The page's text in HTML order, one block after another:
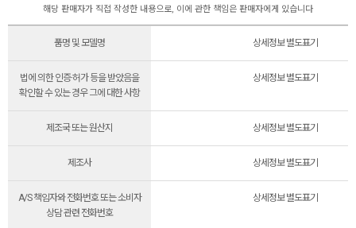
해당 판매자가 직접 작성한 내용으로, 이에 관한 책임은 판매자에게 있습니다
품명 및 모델명 상세정보 별도표기
법에 의한 인증·허가 등을 받았음을
확인할 수 있는 경우 그에 대한 사항
상세정보 별도표기
제조국 또는 원산지 상세정보 별도표기
제조사 상세정보 별도표기
A/S 책임자와 전화번호 또는 소비자
상담 관련 전화번호
상세정보 별도표기